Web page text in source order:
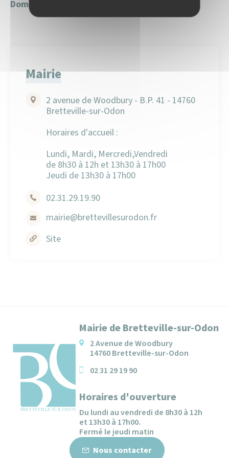
Domaine de la Baronnie
Mairie
2 avenue de Woodbury - B.P. 41 - 14760
Bretteville-sur-Odon
Horaires d'accueil :
Lundi, Mardi, Mercredi,Vendredi
de 8h30 à 12h et 13h30 à 17h00
Jeudi de 13h30 à 17h00
02.31.29.19.90
mairie@brettevillesurodon.fr
Site
Mairie de Bretteville-sur-Odon
2 Avenue de Woodbury
14760 Bretteville-sur-Odon
02 31 29 19 90
Horaires d'ouverture
Du lundi au vendredi de 8h30 à 12h
et 13h30 à 17h00.
Fermé le jeudi matin
Nous contacter